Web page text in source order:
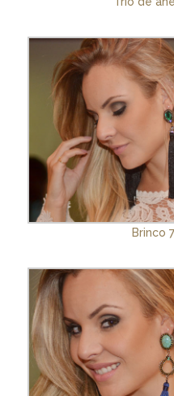
Brinco